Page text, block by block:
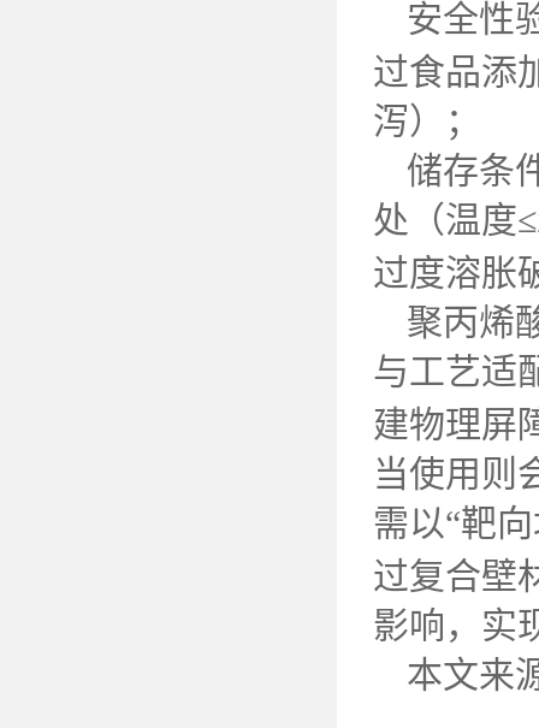
安全性
过食品添
泻）；
储存条
处（温度≤
过度溶胀
聚丙烯
与工艺适
建物理屏
当使用则
需以“靶
过复合壁
影响，实
本文来